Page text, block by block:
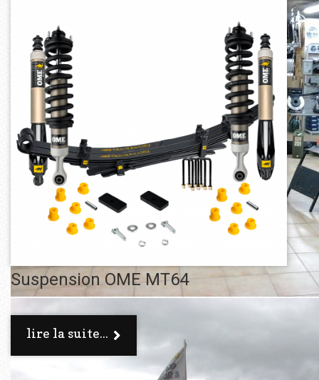
Suspension OME MT64
lire la suite...